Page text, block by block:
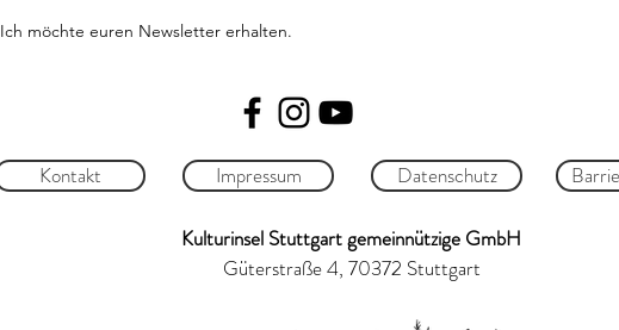
Ich möchte euren Newsletter erhalten.
Kontakt Impressum Datenschutz
Kulturinsel Stuttgart gemeinnützige GmbH
Güterstraße 4, 70372 Stuttgart